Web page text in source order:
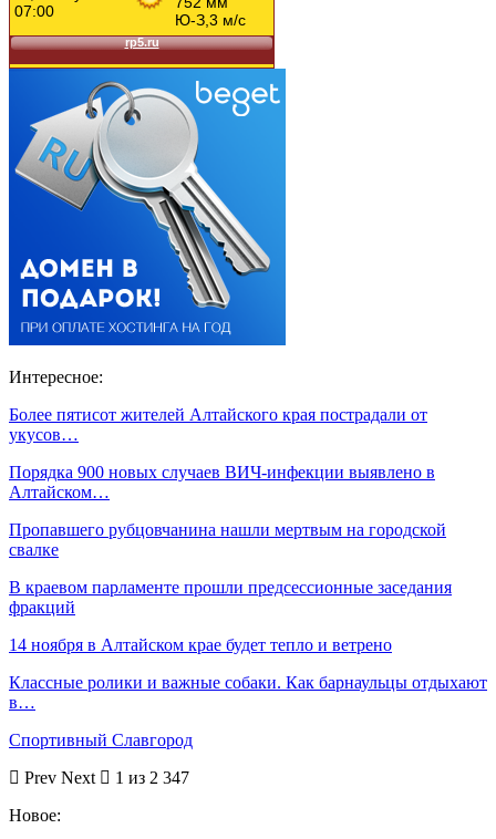
Интересное:
Более пятисот жителей Алтайского края пострадали от
укусов…
Порядка 900 новых случаев ВИЧ-инфекции выявлено в
Алтайском…
Пропавшего рубцовчанина нашли мертвым на городской
свалке
В краевом парламенте прошли предсессионные заседания
фракций
14 ноября в Алтайском крае будет тепло и ветрено
Классные ролики и важные собаки. Как барнаульцы отдыхают
в…
Спортивный Славгород
Prev Next
1 из 2 347
Новое: